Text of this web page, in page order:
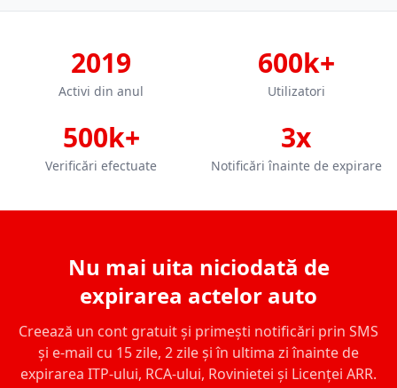
2019
Activi din anul
600k+
Utilizatori
500k+
Verificări efectuate
3x
Notificări înainte de expirare
Nu mai uita niciodată de
expirarea actelor auto
Creează un cont gratuit și primești notificări prin SMS
și e-mail cu 15 zile, 2 zile și în ultima zi înainte de
expirarea ITP-ului, RCA-ului, Rovinietei și Licenței ARR.